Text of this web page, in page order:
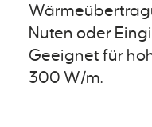
Nuten oder
Geeignet für
300 W/m.